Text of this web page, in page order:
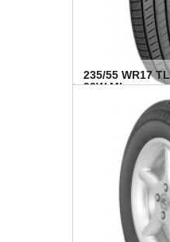
235/55 WR17 TL
99W MI...